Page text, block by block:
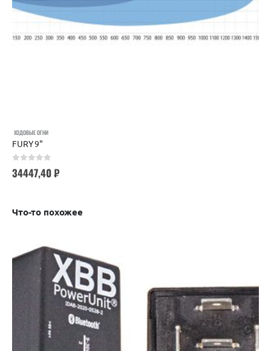
ХОДОВЫЕ ОГНИ
FURY 9"
34447,40₽
Что-то похожее